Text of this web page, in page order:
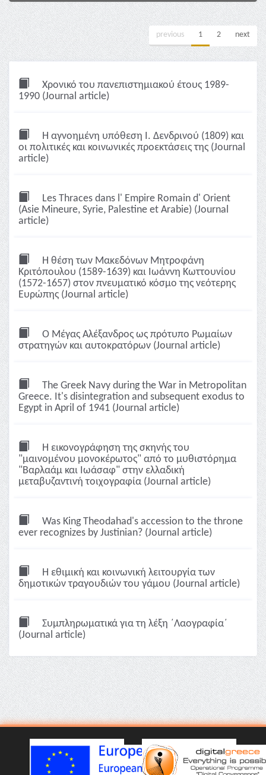
previous 1 2 next
Χρονικό του πανεπιστημιακού έτους 1989-
1990 (Journal article)
Η αγνοημένη υπόθεση Ι. Δενδρινού (1809) και
οι πολιτικές και κοινωνικές προεκτάσεις της (Journal
article)
Les Thraces dans l' Empire Romain d' Orient
(Asie Mineure, Syrie, Palestine et Arabie) (Journal
article)
Η θέση των Μακεδόνων Μητροφάνη
Κριτόπουλου (1589-1639) και Ιωάννη Κωττουνίου
(1572-1657) στον πνευματικό κόσμο της νεότερης
Ευρώπης (Journal article)
Ο Μέγας Αλέξανδρος ως πρότυπο Ρωμαίων
στρατηγών και αυτοκρατόρων (Journal article)
The Greek Navy during the War in Metropolitan
Greece. It's disintegration and subsequent exodus to
Egypt in April of 1941 (Journal article)
Η εικονογράφηση της σκηνής του
"μαινομένου μονοκέρωτος" από το μυθιστόρημα
"Βαρλαάμ και Ιωάσαφ" στην ελλαδική
μεταβυζαντινή τοιχογραφία (Journal article)
Was King Theodahad's accession to the throne
ever recognizes by Justinian? (Journal article)
Η εθιμική και κοινωνική λειτουργία των
δημοτικών τραγουδιών του γάμου (Journal article)
Συμπληρωματικά για τη λέξη ΄Λαογραφία΄
(Journal article)